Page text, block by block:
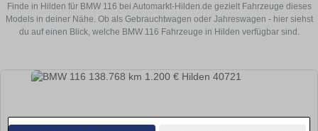
Finde in Hilden für BMW 116 bei Automarkt-Hilden.de gezielt Fahrzeuge dieses
Models in deiner Nähe. Ob als Gebrauchtwagen oder Jahreswagen - hier siehst
du auf einen Blick, welche BMW 116 Fahrzeuge in Hilden verfügbar sind.